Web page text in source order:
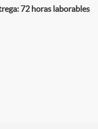
72 horas laborables